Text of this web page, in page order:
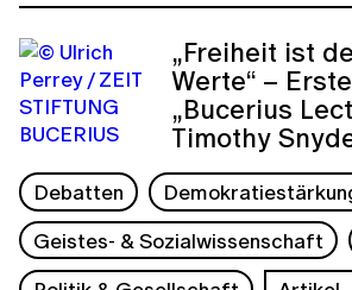
„Freiheit ist
Werte“ –
„Bucerius
Timothy
Debatten
Geistes- & Sozialwissenschaft